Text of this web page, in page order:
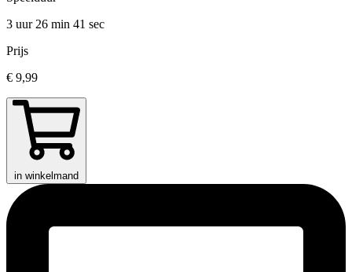
3 uur 26 min 41 sec
Prijs
€ 9,99
in winkelmand